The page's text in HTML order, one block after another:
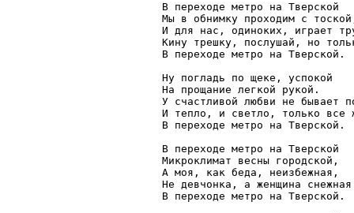
В переходе метро на Тверской
Мы в обнимку проходим с
И для нас, одиноких, играет
Кину трешку, послушай, но
В переходе метро на Тверской.
Ну погладь по щеке, успокой
На прощание легкой рукой.
У счастливой любви не бывает
И тепло, и светло, только все
В переходе метро на Тверской.
В переходе метро на Тверской
Микроклимат весны городской,
А моя, как беда, неизбежная,
Не девчонка, а женщина снежная
В переходе метро на Тверской.